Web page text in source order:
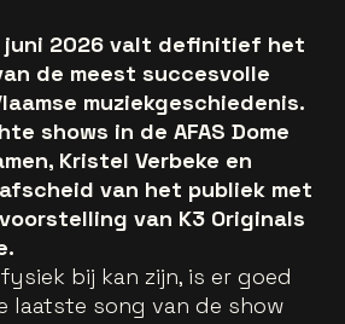
juni 2026 valt definitief het
de meest succesvolle
muziekgeschiedenis.
shows in de AFAS Dome
Kristel Verbeke en
van het publiek met
van K3 Originals
bij kan zijn, is er goed
laatste song van de show